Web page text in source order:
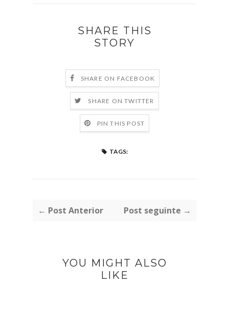
SHARE THIS
STORY
SHARE ON FACEBOOK
SHARE ON TWITTER
PIN THIS POST
TAGS:
← Post Anterior Post seguinte →
YOU MIGHT ALSO
LIKE